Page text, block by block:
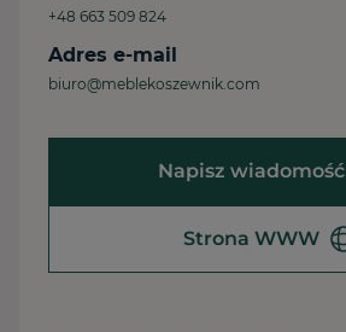
+48 663 509 824
Adres e-mail
biuro@meblekoszewnik.com
Napisz wiadomość
Strona WWW